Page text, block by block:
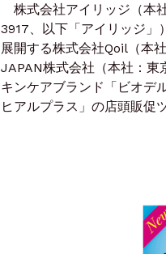
株式会社アイリッジ（本
3917、以下「アイリッジ」
展開する株式会社Qoil（本
JAPAN株式会社（本社：
キンケアブランド「ビオデ
ヒアルプラス」の店頭販促